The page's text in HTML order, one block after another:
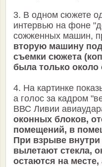
3. В одном сюжете
интервью на фоне
сожженных машин,
вторую машину
съемки сюжета
была только
4. На картинке
а голос за кадром
ВВС Ливии
оконных блоков,
помещений, в
При взрыве
вылетают стекла,
остаются на месте,